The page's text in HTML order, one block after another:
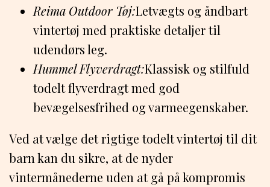
Reima Outdoor Tøj:Letvægts og åndbart
vintertøj med praktiske detaljer til
udendørs leg.
Hummel Flyverdragt:Klassisk og stilfuld
todelt flyverdragt med god
bevægelsesfrihed og varmeegenskaber.
Ved at vælge det rigtige todelt vintertøj til dit
barn kan du sikre, at de nyder
vintermånederne uden at gå på kompromis